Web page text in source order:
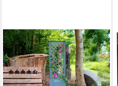
KHW
Rankgitter, mit Erdspieß,
BxTxH: 43x6x140 cm
(6)
44,69 €